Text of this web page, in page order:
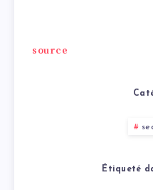
source
Étiqueté